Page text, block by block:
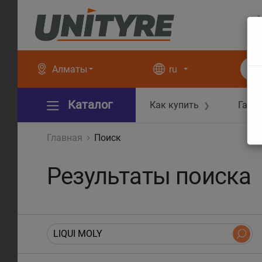
Алматы ru
Каталог Как купить ❯
Главная Поиск
Результаты поиска